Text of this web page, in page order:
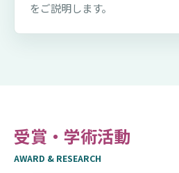
をご説明します。
受賞・学術活動
AWARD & RESEARCH